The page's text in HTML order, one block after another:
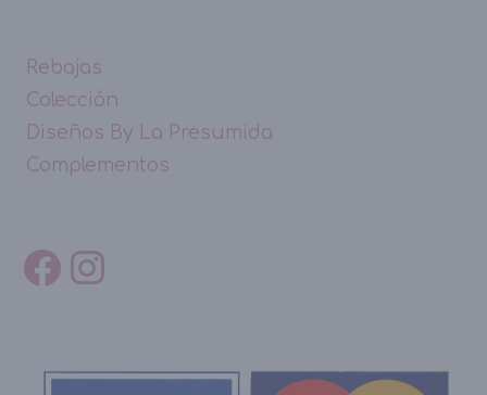
Rebajas
Colección
Diseños By La Presumida
Complementos